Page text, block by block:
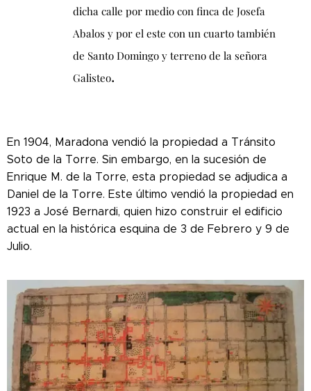
dicha calle por medio con finca de Josefa
Abalos y por el este con un cuarto también
de Santo Domingo y terreno de la señora
Galisteo.
En 1904, Maradona vendió la propiedad a Tránsito
Soto de la Torre. Sin embargo, en la sucesión de
Enrique M. de la Torre, esta propiedad se adjudica a
Daniel de la Torre. Este último vendió la propiedad en
1923 a José Bernardi, quien hizo construir el edificio
actual en la histórica esquina de 3 de Febrero y 9 de
Julio.